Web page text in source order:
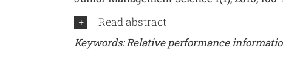
Read abstract
Keywords: Relative performance